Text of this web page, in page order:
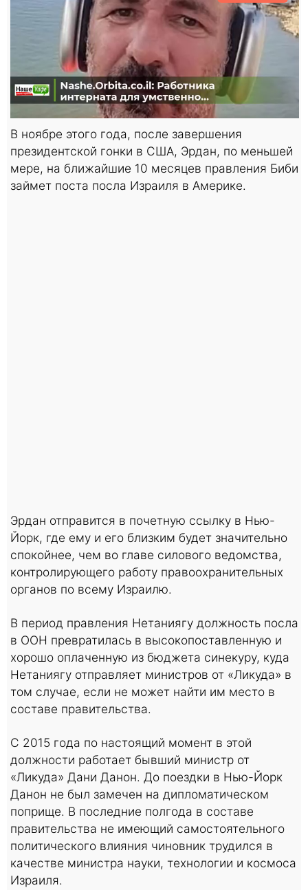
В ноябре этого года, после завершения
президентской гонки в США, Эрдан, по меньшей
мере, на ближайшие 10 месяцев правления Биби
займет поста посла Израиля в Америке.
Эрдан отправится в почетную ссылку в Нью-
Йорк, где ему и его близким будет значительно
спокойнее, чем во главе силового ведомства,
контролирующего работу правоохранительных
органов по всему Израилю.
В период правления Нетаниягу должность посла
в ООН превратилась в высокопоставленную и
хорошо оплаченную из бюджета синекуру, куда
Нетаниягу отправляет министров от «Ликуда» в
том случае, еcли не может найти им место в
составе правительства.
С 2015 года по настоящий момент в этой
должности работает бывший министр от
«Ликуда» Дани Данон. До поездки в Нью-Йорк
Данон не был замечен на дипломатическом
поприще. В последние полгода в составе
правительства не имеющий самостоятельного
политического влияния чиновник трудился в
качестве министра науки, технологии и космоса
Израиля.